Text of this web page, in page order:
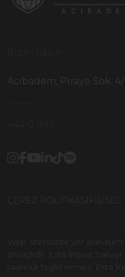
Acıbadem, Piraye Sok.
Web sitemizde yer alan tüm
amaçlıdır. Esta İnşaat
taahhüt teşkil etmez. Esta